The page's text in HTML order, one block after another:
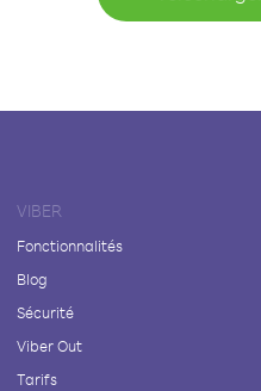
VIBER
Fonctionnalités
Blog
Sécurité
Viber Out
Tarifs